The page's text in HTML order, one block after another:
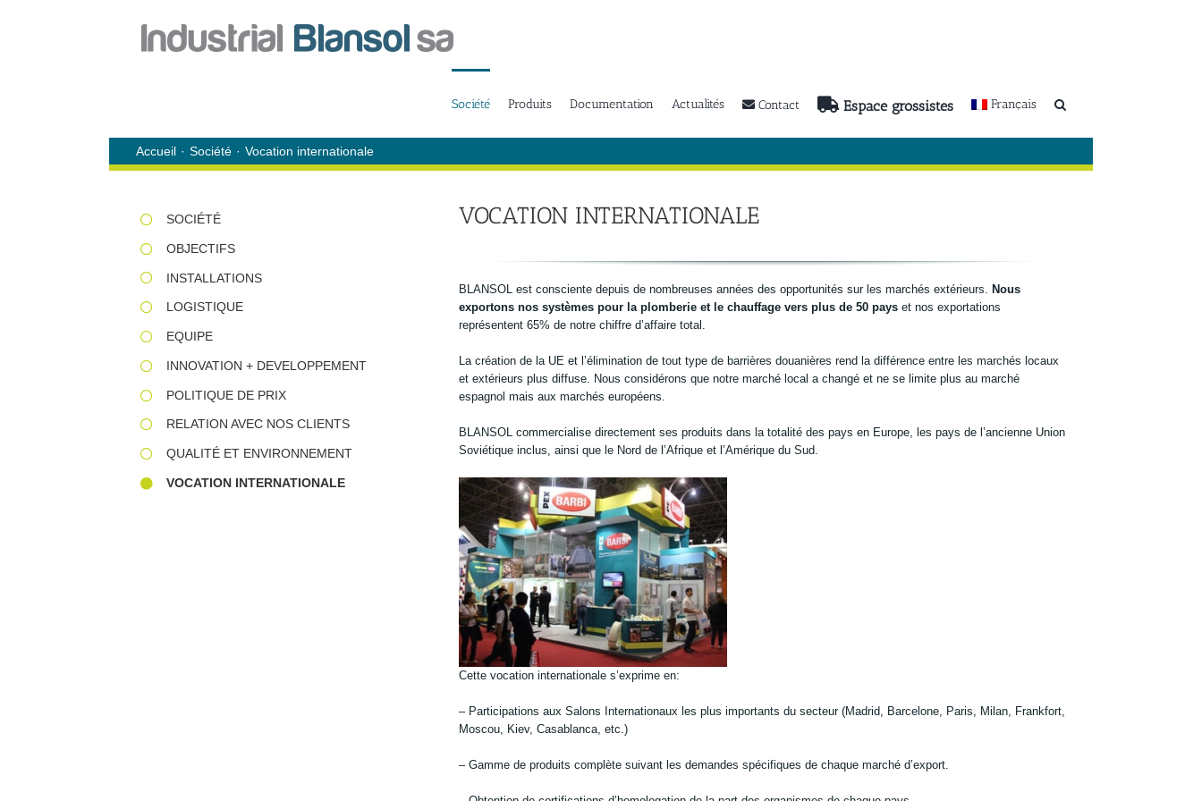
Société Produits Documentation Actualités Contact Espace grossistes Français
Accueil Société Vocation internationale
SOCIÉTÉ
OBJECTIFS
INSTALLATIONS
LOGISTIQUE
EQUIPE
INNOVATION + DEVELOPPEMENT
POLITIQUE DE PRIX
RELATION AVEC NOS CLIENTS
QUALITÉ ET ENVIRONNEMENT
VOCATION INTERNATIONALE
VOCATION INTERNATIONALE
BLANSOL est consciente depuis de nombreuses années des opportunités sur les marchés extérieurs. Nous
exportons nos systèmes pour la plomberie et le chauffage vers plus de 50 payset nos exportations
représentent 65% de notre chiffre d’affaire total.
La création de la UE et l’élimination de tout type de barrières douanières rend la différence entre les marchés locaux
et extérieurs plus diffuse. Nous considérons que notre marché local a changé et ne se limite plus au marché
espagnol mais aux marchés européens.
BLANSOL commercialise directement ses produits dans la totalité des pays en Europe, les pays de l’ancienne Union
Soviétique inclus, ainsi que le Nord de l’Afrique et l’Amérique du Sud.
Cette vocation internationale s’exprime en:
– Participations aux Salons Internationaux les plus importants du secteur (Madrid, Barcelone, Paris, Milan, Frankfort,
Moscou, Kiev, Casablanca, etc.)
– Gamme de produits complète suivant les demandes spécifiques de chaque marché d’export.